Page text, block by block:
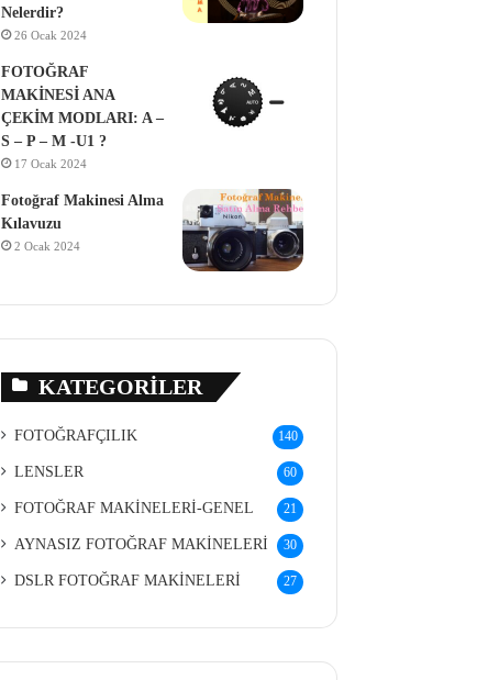
Nelerdir?
26 Ocak 2024
FOTOĞRAF
MAKİNESİ ANA
ÇEKİM MODLARI: A –
S – P – M -U1 ?
17 Ocak 2024
Fotoğraf Makinesi Alma
Kılavuzu
2 Ocak 2024
KATEGORILER
FOTOĞRAFÇILIK 140
LENSLER 60
FOTOĞRAF MAKİNELERİ-GENEL 21
AYNASIZ FOTOĞRAF MAKİNELERİ 30
DSLR FOTOĞRAF MAKİNELERİ 27